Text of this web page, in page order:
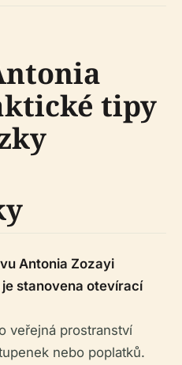
tipy
Antonia Zozayi
stanovena otevírací
veřejná prostranství
nebo poplatků.